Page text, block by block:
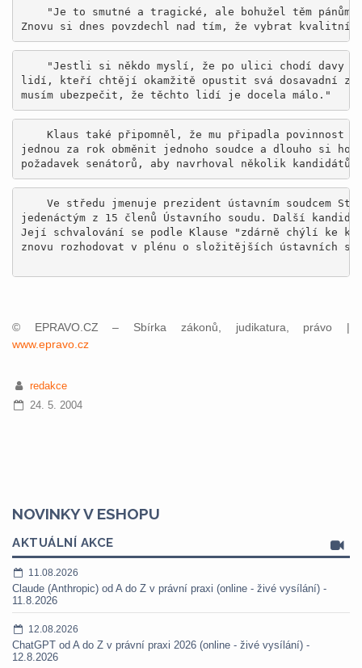
"Je to smutné a tragické, ale bohužel těm pánům
"Jestli si někdo myslí, že po ulici chodí davy
lidí, kteří chtějí okamžitě opustit svá dosavadní
Klaus také připomněl, že mu připadla povinnost
jednou za rok obměnit jednoho soudce a dlouho si
Ve středu jmenuje prezident ústavním soudcem
jedenáctým z 15 členů Ústavního soudu. Další
Její schvalování se podle Klause "zdárně chýlí ke
znovu rozhodovat v plénu o složitějších ústavních
© EPRAVO.CZ – Sbírka zákonů, judikatura, právo |
www.epravo.cz
redakce
24. 5. 2004
NOVINKY V ESHOPU
AKTUÁLNÍ AKCE
11.08.2026
Claude (Anthropic) od A do Z v právní praxi (online - živé vysílání) -
11.8.2026
12.08.2026
ChatGPT od A do Z v právní praxi 2026 (online - živé vysílání) -
12.8.2026